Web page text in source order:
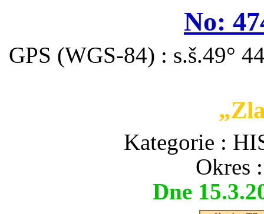
No:
GPS (WGS-84) : s.š.49°
Kategorie :
Okres
Dne